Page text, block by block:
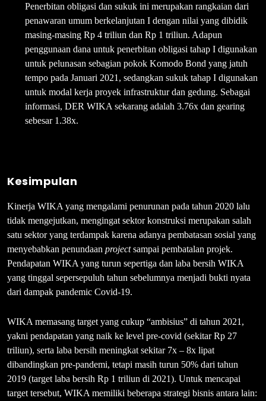
Penerbitan obligasi dan sukuk ini merupakan rangkaian dari
penawaran umum berkelanjutan I dengan nilai yang dibidik
masing-masing Rp 4 triliun dan Rp 1 triliun. Adapun
penggunaan dana untuk penerbitan obligasi tahap I digunakan
untuk pelunasan sebagian pokok Komodo Bond yang jatuh
tempo pada Januari 2021, sedangkan sukuk tahap I digunakan
untuk modal kerja proyek infrastruktur dan gedung. Sebagai
informasi, DER WIKA sekarang adalah 3.76x dan gearing
sebesar 1.38x.
Kesimpulan
Kinerja WIKA yang mengalami penurunan pada tahun 2020 lalu
tidak mengejutkan, mengingat sektor konstruksi merupakan salah
satu sektor yang terdampak karena adanya pembatasan sosial yang
menyebabkan penundaan projectsampai pembatalan projek.
Pendapatan WIKA yang turun sepertiga dan laba bersih WIKA
yang tinggal sepersepuluh tahun sebelumnya menjadi bukti nyata
dari dampak pandemic Covid-19.
WIKA memasang target yang cukup “ambisius” di tahun 2021,
yakni pendapatan yang naik ke level pre-covid (sekitar Rp 27
triliun), serta laba bersih meningkat sekitar 7x – 8x lipat
dibandingkan pre-pandemi, tetapi masih turun 50% dari tahun
2019 (target laba bersih Rp 1 triliun di 2021). Untuk mencapai
target tersebut, WIKA memiliki beberapa strategi bisnis antara lain: